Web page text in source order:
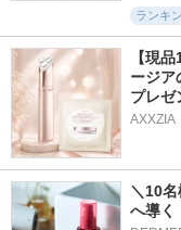
ランキ
【現
ージア
プレゼ
AXXZIA
＼10
へ導く